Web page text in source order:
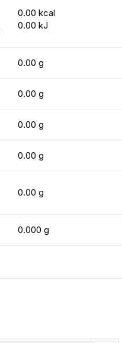
0.00 kcal
0.00 kJ
0.00 g
0.00 g
0.00 g
0.00 g
0.00 g
0.000 g